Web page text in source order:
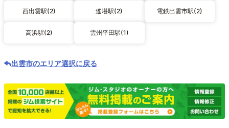
西出雲駅(2) 遙堪駅(2) 電鉄出雲市駅(2)
高浜駅(2) 雲州平田駅(1)
出雲市のエリア選択に戻る